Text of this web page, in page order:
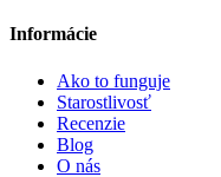
Informácie
Ako to funguje
Starostlivosť
Recenzie
Blog
O nás